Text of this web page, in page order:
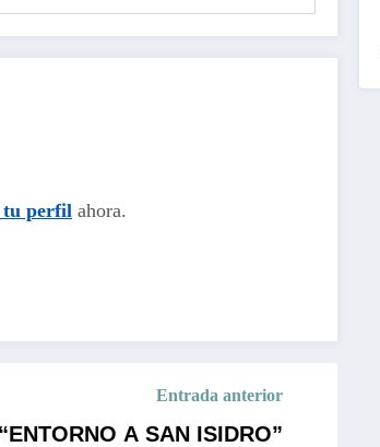
perfil ahora.
Entrada anterior
A SAN ISIDRO”